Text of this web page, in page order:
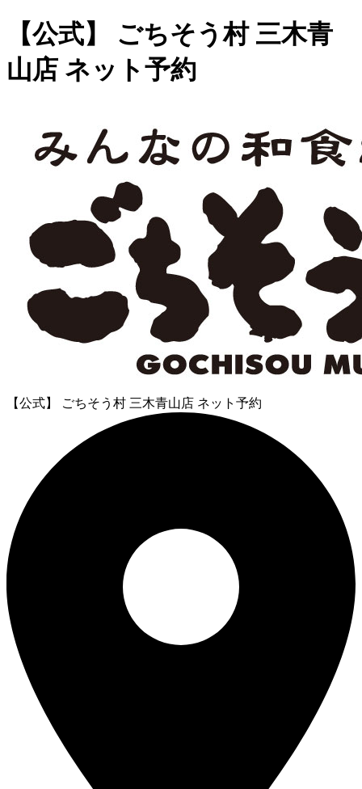
【公式】 ごちそう村 三木青
山店 ネット予約
【公式】 ごちそう村 三木青山店 ネット予約